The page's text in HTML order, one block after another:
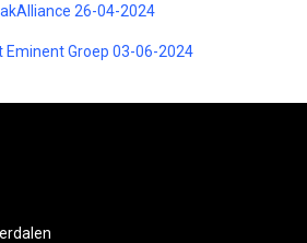
26-04-2024
Groep 03-06-2024